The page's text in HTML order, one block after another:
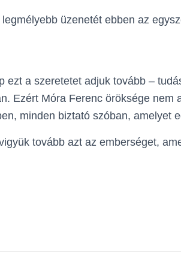
üzenetét ebben az
ezt a szeretetet adjuk tovább –
Ezért Móra Ferenc öröksége nem
minden biztató szóban, amelyet
tovább azt az emberséget,